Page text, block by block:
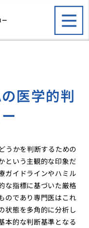
ー
医学的判
うかを判断するための
という主観的な印象だ
ガイドラインやハミル
な指標に基づいた厳格
のであり専門医はこれ
状態を多角的に分析し
本的な判断基準となる